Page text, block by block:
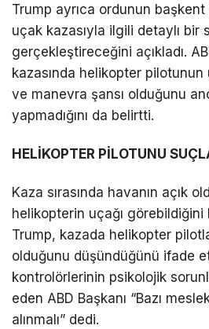
k
a
r
a
A
n
k
r
a
m
a
s
a
j
Trump ayrıca ordunun başkent
uçak kazasıyla ilgili detaylı bir
gerçekleştireceğini açıkladı.
kazasında helikopter pilotunun
ve manevra şansı olduğunu
yapmadığını da belirtti.
HELİKOPTER PİLOTUNU
Kaza sırasında havanın açık
helikopterin uçağı görebildiğini
Trump, kazada helikopter
olduğunu düşündüğünü ifade
kontrolörlerinin psikolojik
eden ABD Başkanı “Bazı
alınmalı” dedi.